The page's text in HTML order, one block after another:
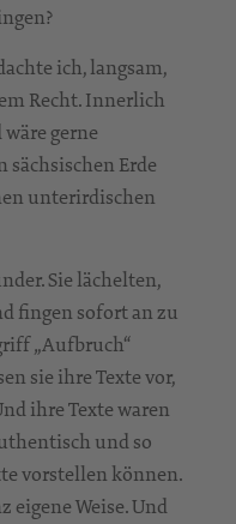
ich, langsam,
Recht. Innerlich
gerne
Erde
unterirdischen
Sie lächelten,
fingen sofort an zu
„Aufbruch“
sie ihre Texte vor,
ihre Texte waren
und so
vorstellen können.
eigene Weise. Und